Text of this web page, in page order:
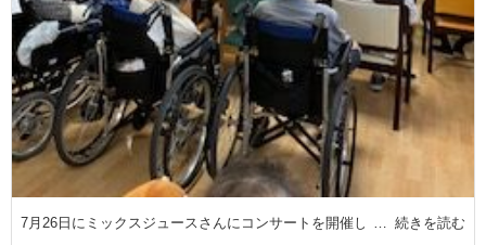
7月26日にミックスジュースさんにコンサートを開催し 続きを読む